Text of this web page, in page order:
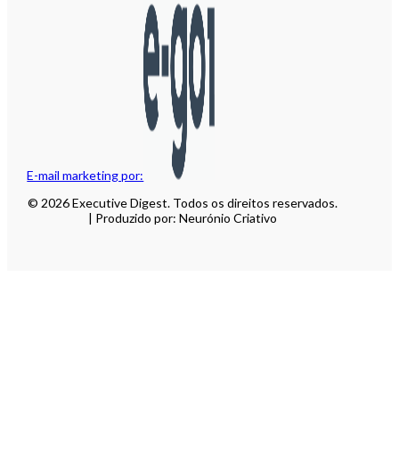
E-mail marketing por:
© 2026 Executive Digest. Todos os direitos reservados.
| Produzido por: Neurónio Criativo